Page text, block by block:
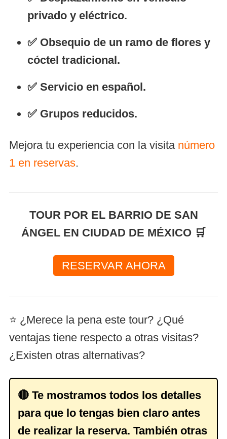
privado y eléctrico.
✅ Obsequio de un ramo de flores y
cóctel tradicional.
✅ Servicio en español.
✅ Grupos reducidos.
Mejora tu experiencia con la visita número
1 en reservas.
TOUR POR EL BARRIO DE SAN
ÁNGEL EN CIUDAD DE MÉXICO 🛒
RESERVAR AHORA
⭐ ¿Merece la pena este tour? ¿Qué
ventajas tiene respecto a otras visitas?
¿Existen otras alternativas?
🔴 Te mostramos todos los detalles
para que lo tengas bien claro antes
de realizar la reserva. También otras